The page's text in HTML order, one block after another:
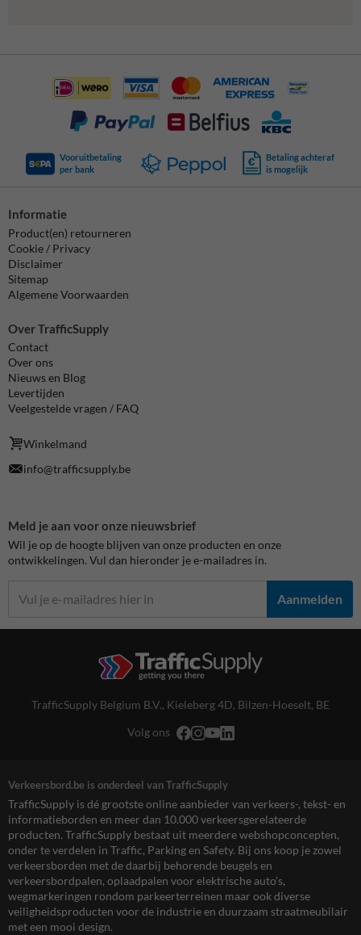
Vooruitbetaling
per bank
Betaling achteraf
is mogelijk
Informatie
Product(en) retourneren
Cookie / Privacy
Disclaimer
Sitemap
Algemene Voorwaarden
Over TrafficSupply
Contact
Over ons
Nieuws en Blog
Levertijden
Veelgestelde vragen / FAQ
Winkelmand
info@trafficsupply.be
Meld je aan voor onze nieuwsbrief
Wil je op de hoogte blijven van onze producten en onze
ontwikkelingen. Vul dan hieronder je e-mailadres in.
Aanmelden
TrafficSupply Belgium B.V., Kieleberg 4D, Bilzen-Hoeselt, BE
Volg ons
Verkeersbord.be is onderdeel van TrafficSupply
TrafficSupply is dé grootste online aanbieder van verkeers-, tekst- en
informatieborden en meer dan 10.000 verkeersgerelateerde
producten. TrafficSupply bestaat uit meerdere webshopconcepten,
onder te verdelen in Traffic, Parking en Safety. Bij ons koop je zowel
verkeersborden met de daarbij behorende beugels en
verkeersbordpalen, oplaadpalen voor elektrische auto’s,
wegmarkeringen rondom parkeerterreinen maar ook diverse
veiligheidsproducten voor de industrie en duurzaam straatmeubilair
met een mooi design.